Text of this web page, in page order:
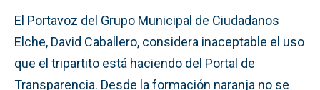
El Portavoz del Grupo Municipal de Ciudadanos
Elche, David Caballero, considera inaceptable el uso
que el tripartito está haciendo del Portal de
Transparencia. Desde la formación naranja no se